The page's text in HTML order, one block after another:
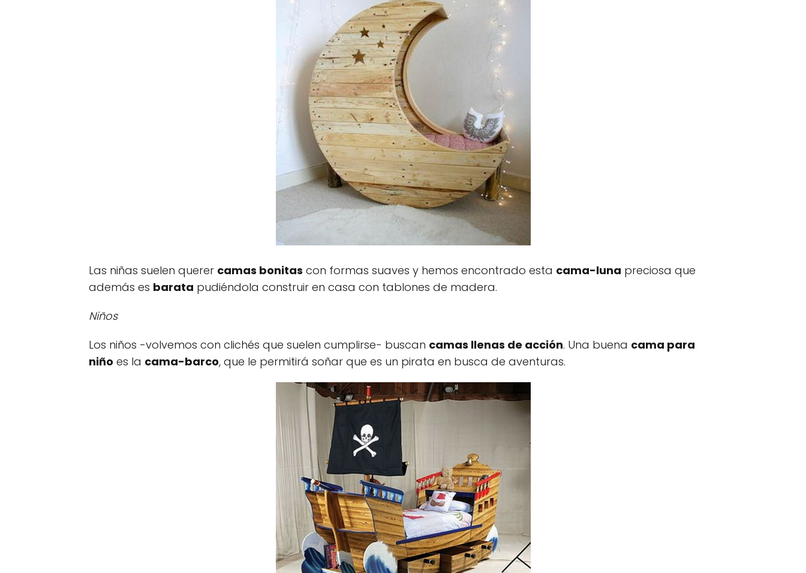
Las niñas suelen querer camas bonitas con formas suaves y hemos encontrado esta cama-luna preciosa que
además es barata pudiéndola construir en casa con tablones de madera.
Niños
Los niños -volvemos con clichés que suelen cumplirse- buscan camas llenas de acción. Una buena cama para
niño es la cama-barco, que le permitirá soñar que es un pirata en busca de aventuras.